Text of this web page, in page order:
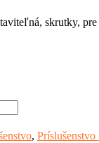
skrutky,
,